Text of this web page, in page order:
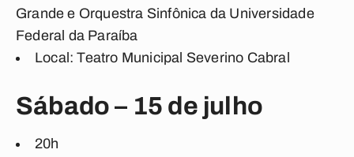
Grande e Orquestra Sinfônica da Universidade
Federal da Paraíba
Local: Teatro Municipal Severino Cabral
Sábado – 15 de julho
20h